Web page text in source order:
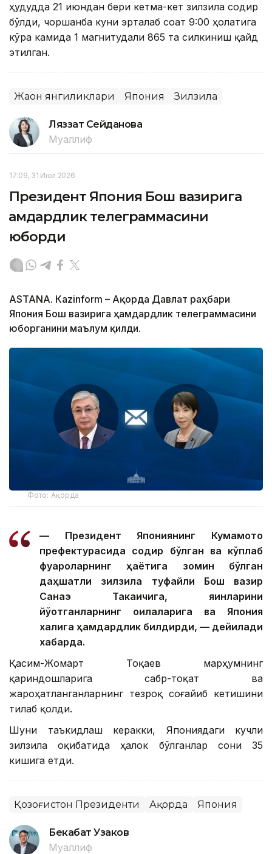
ҳудудда 21 июндан бери кетма-кет зилзила содир
бўлди, чоршанба куни эрталаб соат 9:00 ҳолатига
кўра камида 1 магнитудали 865 та силкиниш қайд
этилган.
Жаҳон янгиликлари Япония Зилзила
Ляззат Сейданова
Муаллиф
17:09, 31 Июл 2026
Президент Япония Бош вазирига
ҳамдардлик телеграммасини
юборди
ASTANА. Кazinform – Ақорда Давлат раҳбари
Япония Бош вазирига ҳамдардлик телеграммасини
юборганини маълум қилди.
Фото: Ақорда
— Президент Япониянинг Кумамото
префектурасида содир бўлган ва кўплаб
фуқароларнинг ҳаётига зомин бўлган
даҳшатли зилзила туфайли Бош вазир
Санаэ Такаичига, яқинларини
йўқотганларнинг оилаларига ва Япония
халқига ҳамдардлик билдирди, — дейилади
хабарда.
Қасим-Жомарт Тоқаев марҳумнинг
қариндошларига сабр-тоқат ва
жароҳатланганларнинг тезроқ соғайиб кетишини
тилаб қолди.
Шуни таъкидлаш керакки, Япониядаги кучли
зилзила оқибатида ҳалок бўлганлар сони 35
кишига етди.
Қозоғистон Президенти Ақорда Япония
Бекабат Узаков
Муаллиф